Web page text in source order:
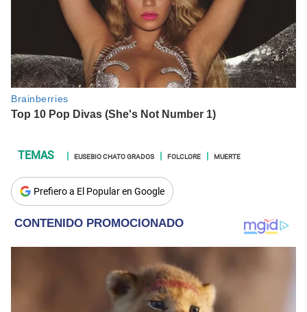
EUSEBIO CHATO GRADOS FOLCLORE MUERTE
Prefiero a El Popular en Google